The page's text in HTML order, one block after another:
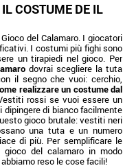
COSTUME DE IL
del Calamaro. I giocatori
I costumi più fighi sono
un tirapiedi nel gioco. Per
dovrai scegliere la tuta
il segno che vuoi: cerchio,
realizzare un costume dal
rossi se vuoi essere un
dipingere di bianco facilmente
gioco brutale: vestiti neri
una tuta e un numero
di più. Per semplificare le
del calamaro in modo
reso le cose facili!